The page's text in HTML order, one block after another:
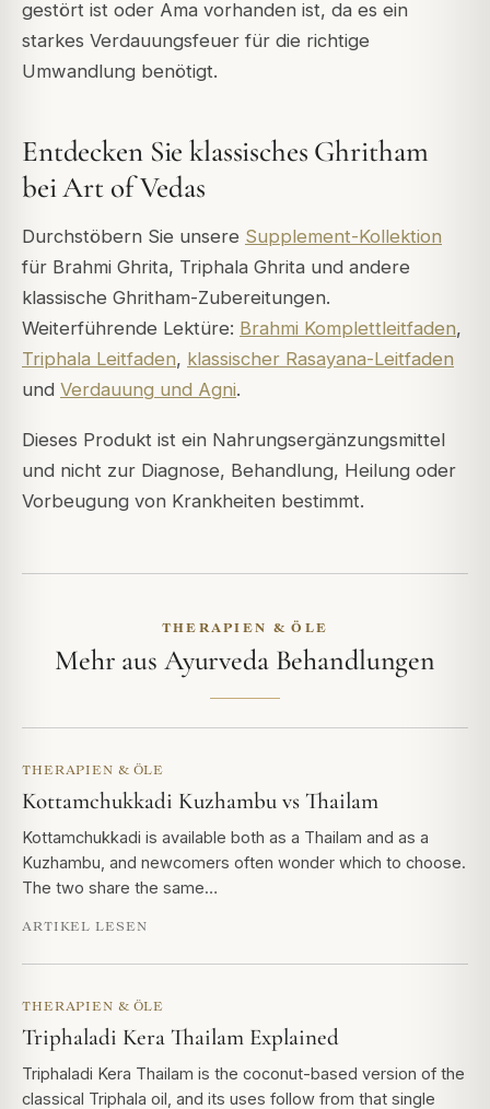
gestört ist oder Ama vorhanden ist, da es ein
starkes Verdauungsfeuer für die richtige
Umwandlung benötigt.
Entdecken Sie klassisches Ghritham
bei Art of Vedas
Durchstöbern Sie unsere Supplement-Kollektion
für Brahmi Ghrita, Triphala Ghrita und andere
klassische Ghritham-Zubereitungen.
Weiterführende Lektüre: Brahmi Komplettleitfaden,
Triphala Leitfaden, klassischer Rasayana-Leitfaden
und Verdauung und Agni.
Dieses Produkt ist ein Nahrungsergänzungsmittel
und nicht zur Diagnose, Behandlung, Heilung oder
Vorbeugung von Krankheiten bestimmt.
THERAPIEN & ÖLE
Mehr aus Ayurveda Behandlungen
THERAPIEN & ÖLE
Kottamchukkadi Kuzhambu vs Thailam
Kottamchukkadi is available both as a Thailam and as a
Kuzhambu, and newcomers often wonder which to choose.
The two share the same…
ARTIKEL LESEN
THERAPIEN & ÖLE
Triphaladi Kera Thailam Explained
Triphaladi Kera Thailam is the coconut-based version of the
classical Triphala oil, and its uses follow from that single